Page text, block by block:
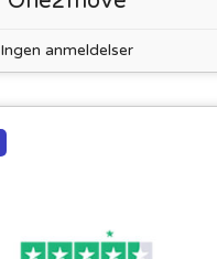
Ingen anmeldelser